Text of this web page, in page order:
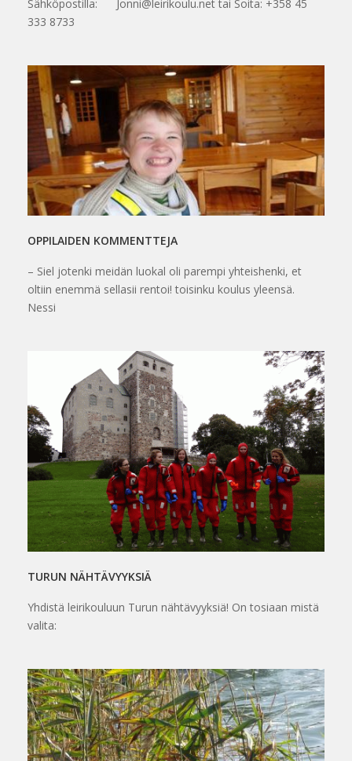
Sähköpostilla: Jonni@leirikoulu.net tai Soita: +358 45
333 8733
OPPILAIDEN KOMMENTTEJA
– Siel jotenki meidän luokal oli parempi yhteishenki, et
oltiin enemmä sellasii rentoi! toisinku koulus yleensä.
Nessi
TURUN NÄHTÄVYYKSIÄ
Yhdistä leirikouluun Turun nähtävyyksiä! On tosiaan mistä
valita: